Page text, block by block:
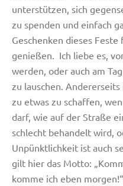
unterstützen, sich
zu spenden und einfach
Geschenken dieses
genießen. Ich liebe es,
werden, oder auch am
zu lauschen.
zu etwas zu schaffen,
darf, wie auf der Straße
schlecht behandelt wird,
Unpünktlichkeit ist auch
gilt hier das Motto:
komme ich eben